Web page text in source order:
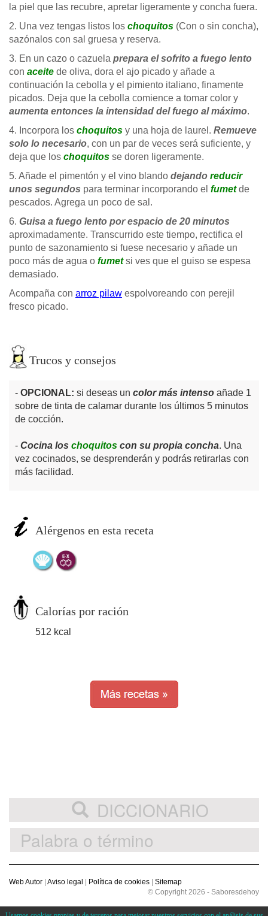
la piel que las recubre, apretar ligeramente y concha fuera.
2. Una vez tengas listos los choquitos (Con o sin concha),
sazónalos con sal gruesa y reserva.
3. En un cazo o cazuela prepara el sofrito a fuego lento
con aceite de oliva, dora el ajo picado y añade a
continuación la cebolla y el pimiento italiano, finamente
picados. Deja que la cebolla comience a tomar color y
aumenta entonces la intensidad del fuego al máximo.
4. Incorpora los choquitos y una hoja de laurel. Remueve
solo lo necesario, con un par de veces será suficiente, y
deja que los choquitos se doren ligeramente.
5. Añade el pimentón y el vino blando dejando reducir
unos segundos para terminar incorporando el fumetde
pescados. Agrega un poco de sal.
6. Guisa a fuego lento por espacio de 20 minutos
aproximadamente. Transcurrido este tiempo, rectifica el
punto de sazonamiento si fuese necesario y añade un
poco más de agua o fumetsi ves que el guiso se espesa
demasiado.
Acompaña con arroz pilaw espolvoreando con perejil
fresco picado.
Trucos y consejos
OPCIONAL: si deseas un color más intenso añade 1
sobre de tinta de calamar durante los últimos 5 minutos
de cocción.
Cocina los choquitos con su propia concha. Una
vez cocinados, se desprenderán y podrás retirarlas con
más facilidad.
Alérgenos en esta receta
Calorías por ración
512 kcal
DICCIONARIO
Web Autor Aviso legal Política de cookies
Sitemap
© Copyright 2026 - Saboresdehoy